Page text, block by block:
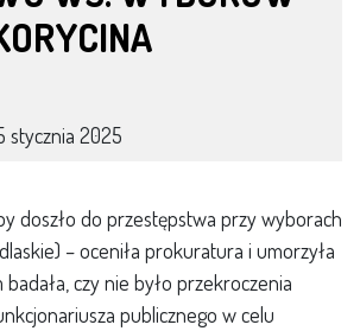
stycznia 2025
doszło do przestępstwa przy wyborach
– oceniła prokuratura i umorzyła
czy nie było przekroczenia
publicznego w celu